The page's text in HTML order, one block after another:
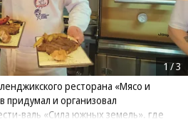
ресторана «Мясо и
и организовал
валь «Сила южных земель», где
локальных
1/3